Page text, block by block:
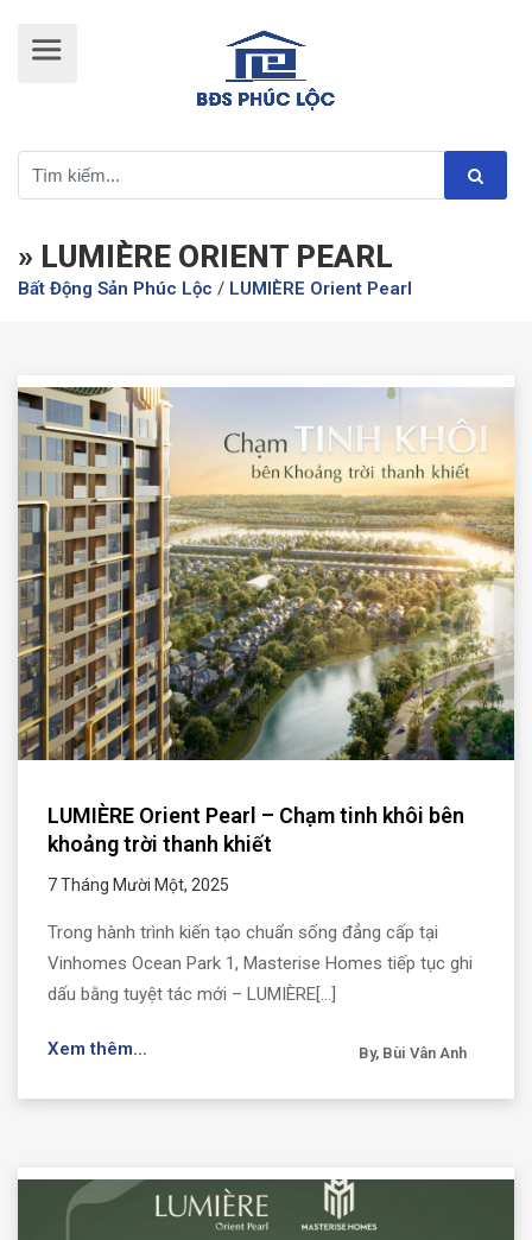
» LUMIÈRE ORIENT PEARL
Bất Động Sản Phúc Lộc / LUMIÈRE Orient Pearl
LUMIÈRE Orient Pearl – Chạm tinh khôi bên
khoảng trời thanh khiết
7 Tháng Mười Một, 2025
Trong hành trình kiến tạo chuẩn sống đẳng cấp tại
Vinhomes Ocean Park 1, Masterise Homes tiếp tục ghi
dấu bằng tuyệt tác mới – LUMIÈRE[...]
Xem thêm... By, Bùi Vân Anh